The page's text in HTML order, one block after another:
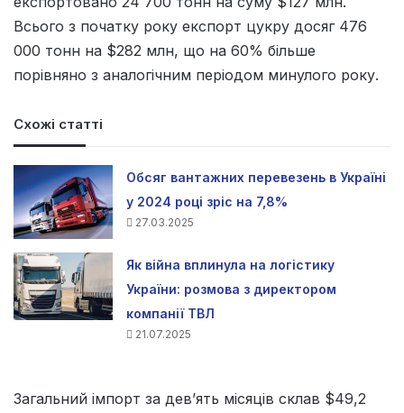
Всього з початку року експорт цукру досяг 476
000 тонн на $282 млн, що на 60% більше
порівняно з аналогічним періодом минулого року.
Схожі статті
Обсяг вантажних перевезень в Україні
у 2024 році зріс на 7,8%
27.03.2025
Як війна вплинула на логістику
України: розмова з директором
компанії ТВЛ
21.07.2025
Загальний імпорт за дев’ять місяців склав $49,2